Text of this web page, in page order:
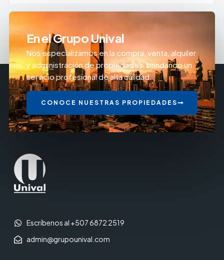
En el Grupo Unival
Nos especializamos en la compra, venta, alquiler
y administración de propiedades, brindando un
servicio profesional de alta calidad.
CONOCE NUESTRAS PROPIEDADES
Escríbenos al +507 6872 2519
admin@grupounival.com